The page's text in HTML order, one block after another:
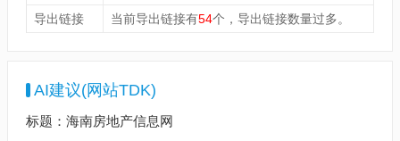
导出链接
当前导出链接有54个，导出链接数量过多。
AI建议(网站TDK)
标题：海南房地产信息网